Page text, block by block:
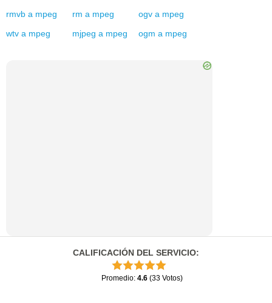
rmvb a mpeg rm a mpeg ogv a mpeg
wtv a mpeg mjpeg a mpeg ogm a mpeg
CALIFICACIÓN DEL SERVICIO:
Promedio: 4.6 (33 Votos)